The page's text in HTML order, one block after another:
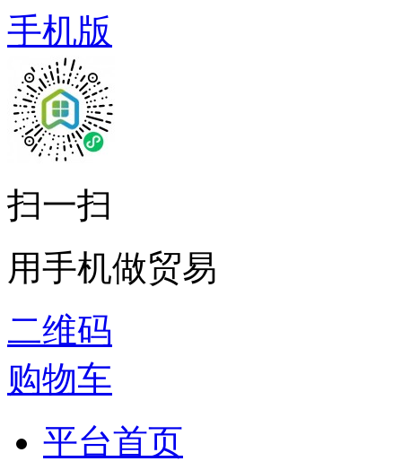
手机版
扫一扫
用手机做贸易
二维码
购物车
平台首页